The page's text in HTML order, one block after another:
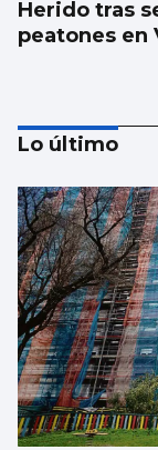
Herido tras
peatones en
Vigo y área,
el eclipse:
fenómeno
Lo último